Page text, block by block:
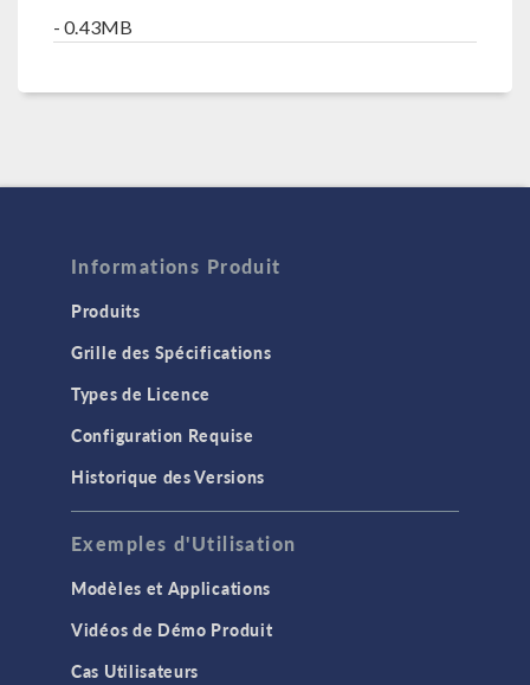
- 0.43MB
Informations Produit
Produits
Grille des Spécifications
Types de Licence
Configuration Requise
Historique des Versions
Exemples d'Utilisation
Modèles et Applications
Vidéos de Démo Produit
Cas Utilisateurs